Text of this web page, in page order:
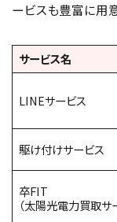
ービスも豊富に用
サービス名
LINEサービス
駆け付けサービス
卒FIT
（太陽光電力買取サ